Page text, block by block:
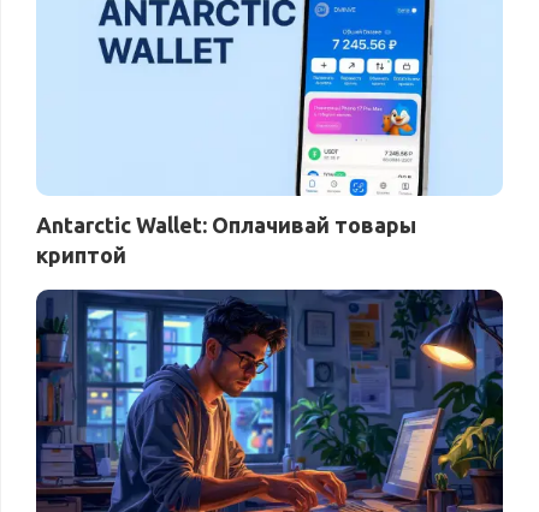
Antarctic Wallet: Оплачивай товары
криптой